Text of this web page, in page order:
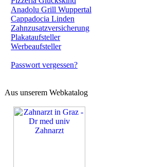
Anadolu Grill Wuppertal
Cappadocia Linden
Zahnzusatzversicherung
Plakataufsteller
Werbeaufsteller
Passwort vergessen?
Aus unserem Webkatalog